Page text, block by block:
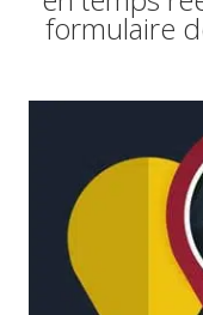
formulaire